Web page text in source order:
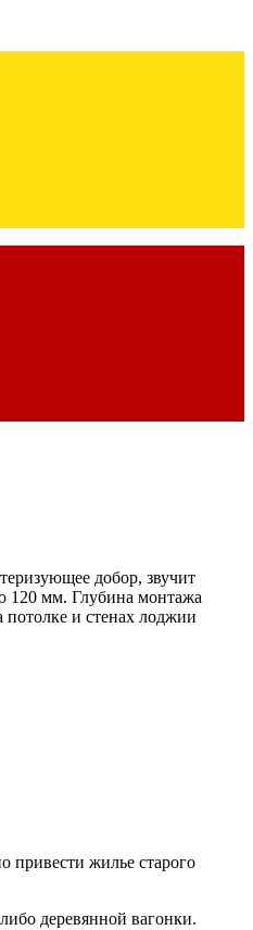
добор, звучит
120 мм. Глубина монтажа
потолке и стенах лоджии
привести жилье старого
деревянной вагонки.